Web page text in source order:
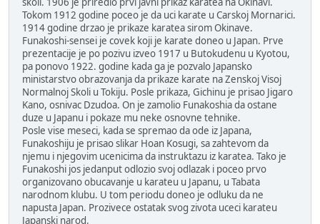
Tokom 1912 godine poceo je da uci karate u Carskoj Mornarici.
1914 godine drzao je prikaze karatea sirom Okinave.
Funakoshi-sensei je covek koji je karate doneo u Japan. Prve
prezentacije je po pozivu izveo 1917 u Butokudenu u Kyotou,
pa ponovo 1922. godine kada ga je pozvalo Japansko
ministarstvo obrazovanja da prikaze karate na Zenskoj Visoj
Normalnoj Skoli u Tokiju. Posle prikaza, Gichinu je prisao Jigaro
Kano, osnivac Dzudoa. On je zamolio Funakoshia da ostane
duze u Japanu i pokaze mu neke osnovne tehnike.
Posle vise meseci, kada se spremao da ode iz Japana,
Funakoshiju je prisao slikar Hoan Kosugi, sa zahtevom da
njemu i njegovim ucenicima da instruktazu iz karatea. Tako je
Funakoshi jos jedanput odlozio svoj odlazak i poceo prvo
organizovano obucavanje u karateu u Japanu, u Tabata
narodnom klubu. U tom periodu doneo je odluku da ne
napusta Japan. Prozivece ostatak svog zivota uceci karateu
Japanski narod.